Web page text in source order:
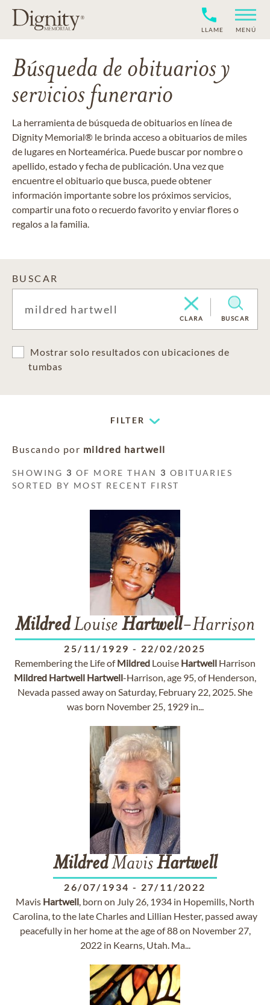
LLAME MENÚ
Búsqueda de obituarios y
servicios funerario
La herramienta de búsqueda de obituarios en línea de
Dignity Memorial® le brinda acceso a obituarios de miles
de lugares en Norteamérica. Puede buscar por nombre o
apellido, estado y fecha de publicación. Una vez que
encuentre el obituario que busca, puede obtener
información importante sobre los próximos servicios,
compartir una foto o recuerdo favorito y enviar flores o
regalos a la familia.
BUSCAR
CLARA BUSCAR
Mostrar solo resultados con ubicaciones de
tumbas
FILTER
Buscando por mildred hartwell
SHOWING 3 OF MORE THAN 3 OBITUARIES
SORTED BY MOST RECENT FIRST
MildredLouise Hartwell-Harrison
25/11/1929 - 22/02/2025
Remembering the Life ofMildred Louise Hartwell Harrison
Mildred Hartwell Hartwell-Harrison, age 95, of Henderson,
Nevada passed away on Saturday, February 22, 2025. She
was born November 25, 1929 in...
MildredMavisHartwell
26/07/1934 - 27/11/2022
Mavis Hartwell, born on July 26, 1934 in Hopemills, North
Carolina, to the late Charles and Lillian Hester, passed away
peacefully in her home at the age of 88 on November 27,
2022 in Kearns, Utah. Ma...